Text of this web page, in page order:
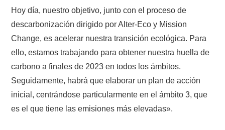
Hoy día, nuestro objetivo, junto con el proceso de
descarbonización dirigido por Alter-Eco y Mission
Change, es acelerar nuestra transición ecológica. Para
ello, estamos trabajando para obtener nuestra huella de
carbono a finales de 2023 en todos los ámbitos.
Seguidamente, habrá que elaborar un plan de acción
inicial, centrándose particularmente en el ámbito 3, que
es el que tiene las emisiones más elevadas».